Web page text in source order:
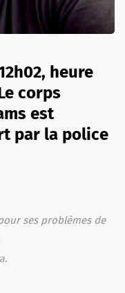
heure
corps
est
par la police